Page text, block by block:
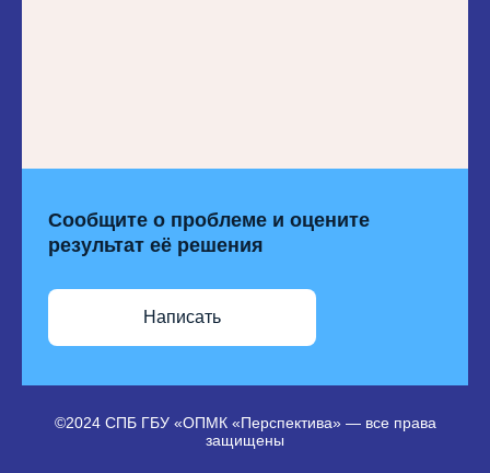
Сообщите о проблеме и оцените
результат её решения
Написать
©2024 СПБ ГБУ «ОПМК «Перспектива» — все права
защищены